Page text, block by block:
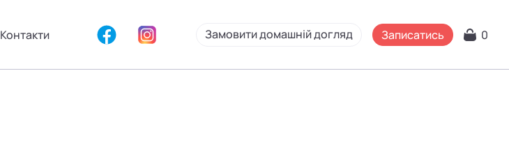
Контакти Замовити домашній догляд Записатись 0